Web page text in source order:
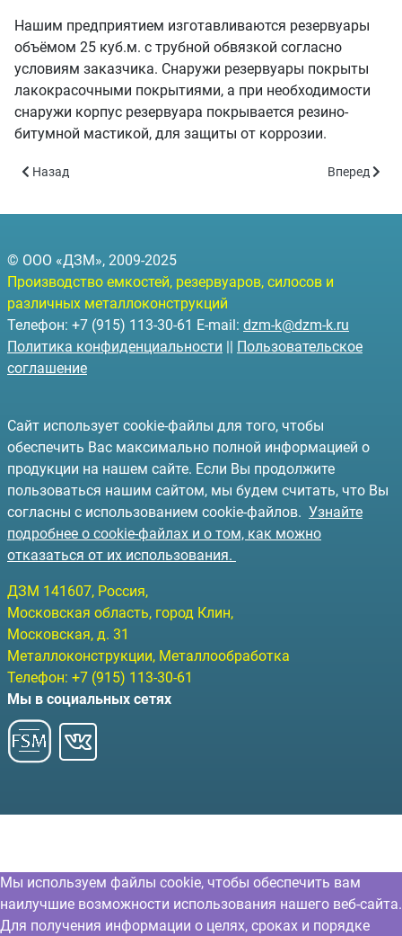
Нашим предприятием изготавливаются резервуары
объёмом 25 куб.м. с трубной обвязкой согласно
условиям заказчика. Снаружи резервуары покрыты
лакокрасочными покрытиями, а при необходимости
снаружи корпус резервуара покрывается резино-
битумной мастикой, для защиты от коррозии.
Предыдущий: Резервуары горизонтальные подземные РГСП-3
Назад Следующий:
Вперед
© ООО «ДЗМ», 2009-2025
Производство емкостей, резервуаров, силосов и
различных металлоконструкций
Телефон: +7 (915) 113-30-61 E-mail: dzm-k@dzm-k.ru
Политика конфиденциальности || Пользовательское
соглашение
Сайт использует cookie-файлы для того, чтобы
обеспечить Вас максимально полной информацией о
продукции на нашем сайте. Если Вы продолжите
пользоваться нашим сайтом, мы будем считать, что Вы
согласны с использованием cookie-файлов. Узнайте
подробнее о cookie-файлах и о том, как можно
отказаться от их использования.
ДЗМ 141607, Россия,
Московская область, город Клин,
Московская, д. 31
Металлоконструкции, Металлообработка
Телефон: +7 (915) 113-30-61
Мы в социальных сетях
Мы используем файлы cookie, чтобы обеспечить вам
наилучшие возможности использования нашего веб-сайта.
Для получения информации о целях, сроках и порядке